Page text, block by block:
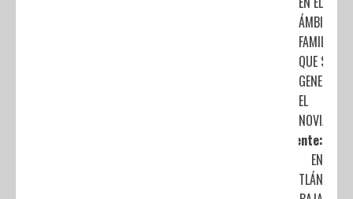
ÁMBITO
FAMILIAR
QUE SE
GENERE EN
EL
NOVIAZGO
Siguiente:
EN
CUAUTITLÁN